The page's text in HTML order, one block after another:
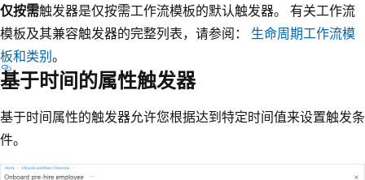
仅按需触发器是仅按需工作流模板的默认触发器。 有关工作流
模板及其兼容触发器的完整列表，请参阅： 生命周期工作流模
板和类别。
基于时间的属性触发器
基于时间属性的触发器允许您根据达到特定时间值来设置触发条
件。